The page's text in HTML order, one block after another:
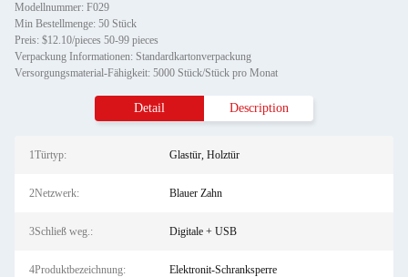
Modellnummer: F029
Min Bestellmenge: 50 Stück
Preis: $12.10/pieces 50-99 pieces
Verpackung Informationen: Standardkartonverpackung
Versorgungsmaterial-Fähigkeit: 5000 Stück/Stück pro Monat
Detail Description
1Türtyp: Glastür, Holztür
2Netzwerk: Blauer Zahn
3Schließ weg.: Digitale + USB
4Produktbezeichnung: Elektronit-Schranksperre